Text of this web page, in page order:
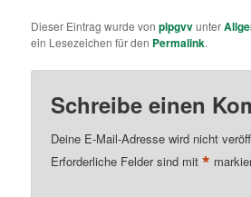
Dieser Eintrag wurde vonplpgvvunter
ein Lesezeichen für den Permalink.
Schreibe einen
Deine E-Mail-Adresse wird nicht
Erforderliche Felder sind mit*